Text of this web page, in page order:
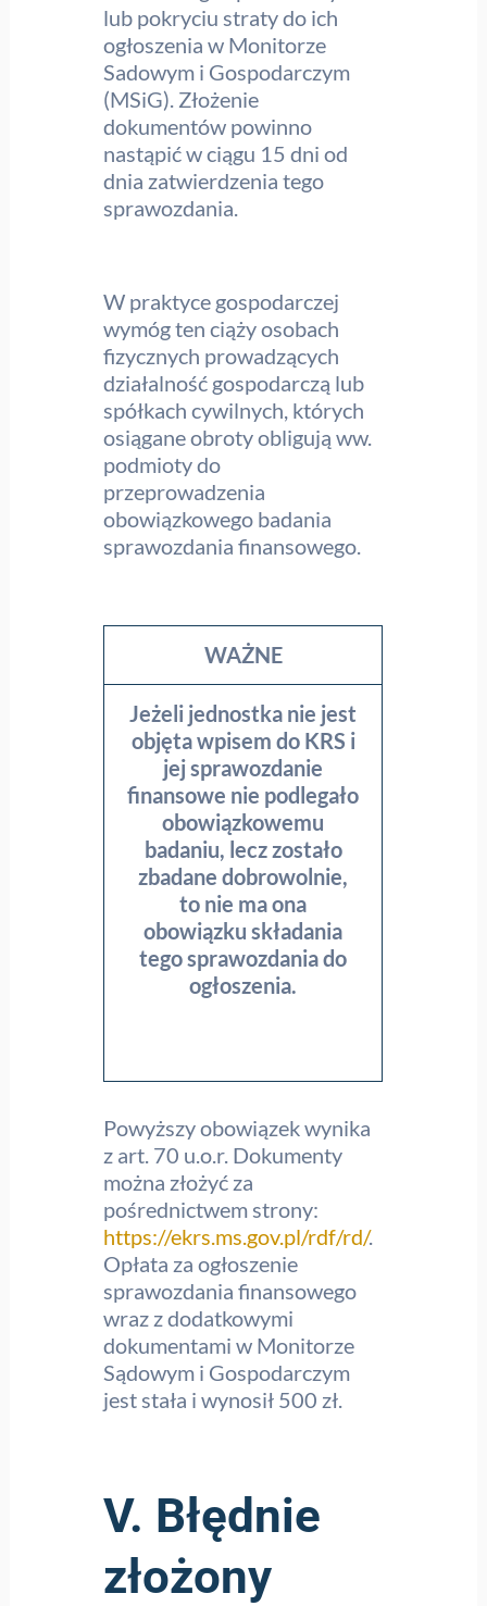
lub pokryciu straty do ich
ogłoszenia w Monitorze
Sadowym i Gospodarczym
(MSiG). Złożenie
dokumentów powinno
nastąpić w ciągu 15 dni od
dnia zatwierdzenia tego
sprawozdania.
W praktyce gospodarczej
wymóg ten ciąży osobach
fizycznych prowadzących
działalność gospodarczą lub
spółkach cywilnych, których
osiągane obroty obligują ww.
podmioty do
przeprowadzenia
obowiązkowego badania
sprawozdania finansowego.
WAŻNE
Jeżeli jednostka nie jest
objęta wpisem do KRS i
jej sprawozdanie
finansowe nie podlegało
obowiązkowemu
badaniu, lecz zostało
zbadane dobrowolnie,
to nie ma ona
obowiązku składania
tego sprawozdania do
ogłoszenia.
Powyższy obowiązek wynika
z art. 70 u.o.r. Dokumenty
można złożyć za
pośrednictwem strony:
https://ekrs.ms.gov.pl/rdf/rd/.
Opłata za ogłoszenie
sprawozdania finansowego
wraz z dodatkowymi
dokumentami w Monitorze
Sądowym i Gospodarczym
jest stała i wynosił 500 zł.
V. Błędnie
złożony